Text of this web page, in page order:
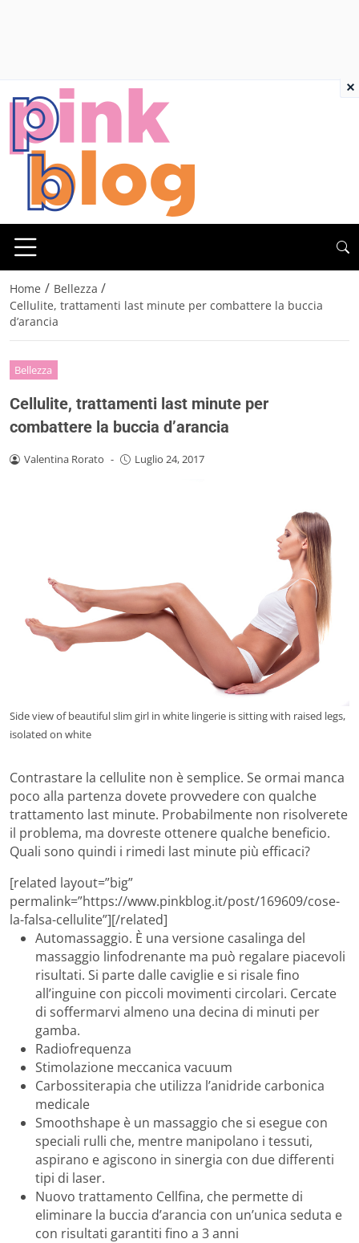
Home / Bellezza /
Cellulite, trattamenti last minute per combattere la buccia
d’arancia
Bellezza
Cellulite, trattamenti last minute per
combattere la buccia d’arancia
Valentina Rorato - Luglio 24, 2017
Side view of beautiful slim girl in white lingerie is sitting with raised legs,
isolated on white
Contrastare la cellulite non è semplice. Se ormai manca
poco alla partenza dovete provvedere con qualche
trattamento last minute. Probabilmente non risolverete
il problema, ma dovreste ottenere qualche beneficio.
Quali sono quindi i rimedi last minute più efficaci?
[related layout=”big”
permalink=”https://www.pinkblog.it/post/169609/cose-
la-falsa-cellulite”][/related]
Automassaggio. È una versione casalinga del
massaggio linfodrenante ma può regalare piacevoli
risultati. Si parte dalle caviglie e si risale fino
all’inguine con piccoli movimenti circolari. Cercate
di soffermarvi almeno una decina di minuti per
gamba.
Radiofrequenza
Stimolazione meccanica vacuum
Carbossiterapia che utilizza l’anidride carbonica
medicale
Smoothshape è un massaggio che si esegue con
speciali rulli che, mentre manipolano i tessuti,
aspirano e agiscono in sinergia con due differenti
tipi di laser.
Nuovo trattamento Cellfina, che permette di
eliminare la buccia d’arancia con un’unica seduta e
con risultati garantiti fino a 3 anni
×